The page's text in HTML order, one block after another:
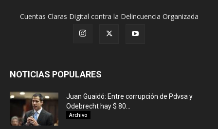
Cuentas Claras Digital contra la Delincuencia Organizada
NOTICIAS POPULARES
Juan Guaidó: Entre corrupción de Pdvsa y
Odebrecht hay $ 80...
Archivo